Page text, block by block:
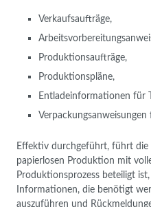
Verkaufsaufträge,
Produktionsaufträge,
Produktionspläne,
Entladeinformationen für
Effektiv durchgeführt, führt die
papierlosen Produktion mit
Produktionsprozess beteiligt
Informationen, die benötigt
auszuführen und